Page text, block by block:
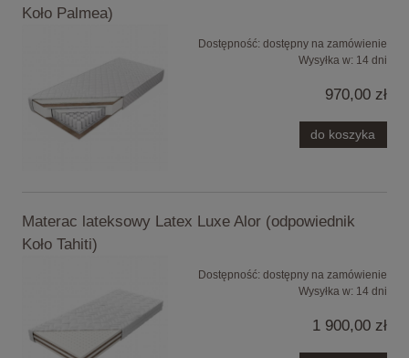
Koło Palmea)
Dostępność: dostępny na zamówienie
Wysyłka w: 14 dni
970,00 zł
do koszyka
Materac lateksowy Latex Luxe Alor (odpowiednik
Koło Tahiti)
Dostępność: dostępny na zamówienie
Wysyłka w: 14 dni
1 900,00 zł